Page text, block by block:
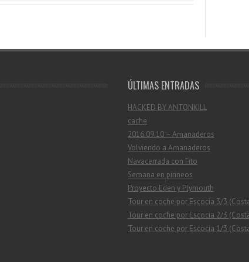
ÚLTIMAS ENTRADAS
HACKED BY ANTONKILL
cache
2016.09.10 – Amanaderos
Volviendo a Amanaderos
Navacerrada con Fito
Semana en pirineos
Proyecto Eden y Plymouth
Tour en coche por Escocia 3/3
Tour en coche por Escocia 2/3
Tour en coche por Escocia 1/3